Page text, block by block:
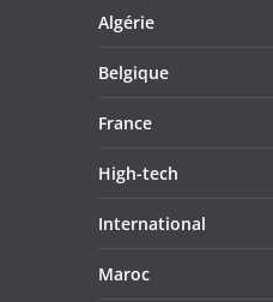
Algérie
Belgique
France
High-tech
International
Maroc